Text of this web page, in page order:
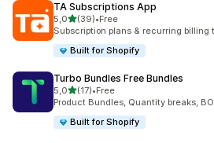
TA Subscriptions App
5,0stelle su 5
(39)
39 recensioni totali
•Free
Subscription plans & recurring billing
Built for Shopify
Turbo Bundles Free Bundles
5,0stelle su 5
(17)
17 recensioni totali
•Free
Product Bundles, Quantity breaks,
Built for Shopify